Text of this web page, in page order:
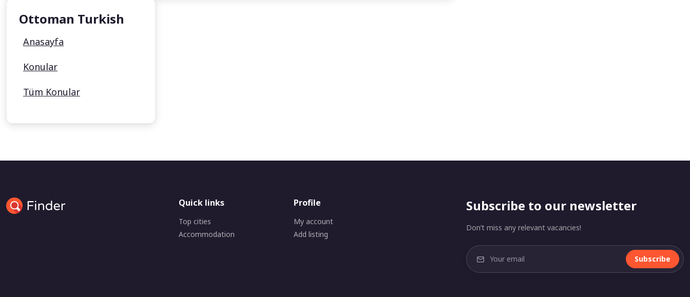
Ottoman Turkish
Anasayfa
Konular
Tüm Konular
Quick links
Top cities
Accommodation
Profile
My account
Add listing
Subscribe to our newsletter
Don’t miss any relevant vacancies!
Subscribe